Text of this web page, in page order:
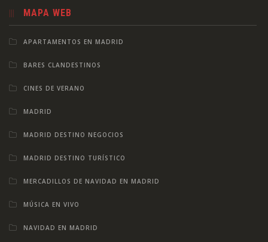
MAPA WEB
APARTAMENTOS EN MADRID
BARES CLANDESTINOS
CINES DE VERANO
MADRID
MADRID DESTINO NEGOCIOS
MADRID DESTINO TURÍSTICO
MERCADILLOS DE NAVIDAD EN MADRID
MÚSICA EN VIVO
NAVIDAD EN MADRID